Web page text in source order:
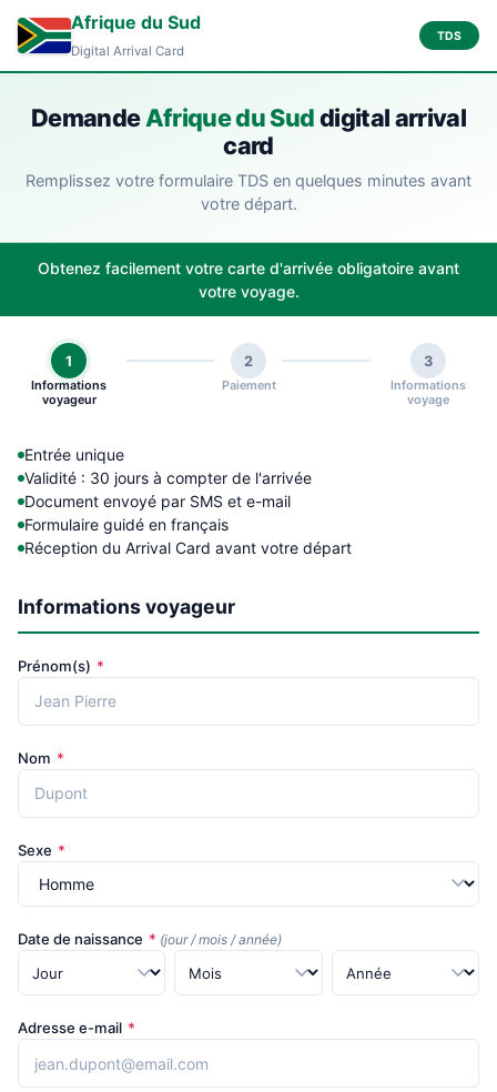
Afrique du Sud
Digital Arrival Card
TDS
DemandeAfrique du Suddigital arrival
card
Remplissez votre formulaire TDS en quelques minutes avant
votre départ.
Obtenez facilement votre carte d'arrivée obligatoire avant
votre voyage.
1
Informations
voyageur
2
Paiement
3
Informations
voyage
Entrée unique
Validité : 30 jours à compter de l'arrivée
Document envoyé par SMS et e-mail
Formulaire guidé en français
Réception du Arrival Card avant votre départ
Informations voyageur
Prénom(s) *
Nom *
Sexe *
Date de naissance * (jour / mois / année)
Adresse e-mail *